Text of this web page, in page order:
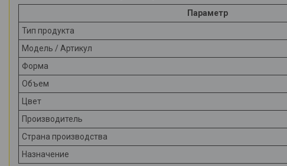
Параметр
Тип продукта
Модель / Артикул
Форма
Объем
Цвет
Производитель
Страна производства
Назначение